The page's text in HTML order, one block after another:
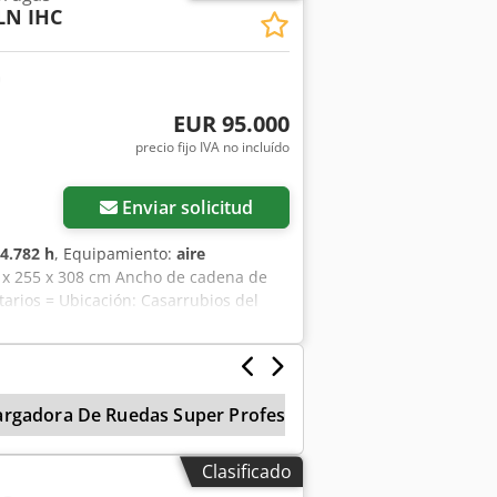
IHC
EUR 95.000
precio fijo IVA no incluído
Enviar solicitud
4.782 h, Equipamiento: aire
255 x 308 cm Ancho de cadena de
= Ubicación: Casarrubios del
IHC a la venta. Excavadora
sin disminuir su rendimiento.
9.450 mm Altura excav:
Brazo/Balancín: 5,7 / 2,5 m Dkodpfx
De Ruedas Super Profesional
Clasificado